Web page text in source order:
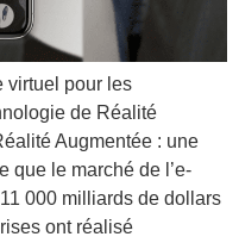
virtuel pour les
de Réalité
Augmentée : une
que le marché de l’e-
000 milliards de dollars
ont réalisé